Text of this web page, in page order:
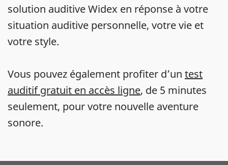
solution auditive Widex en réponse à votre
situation auditive personnelle, votre vie et
votre style.
Vous pouvez également profiter d’un test
auditif gratuit en accès ligne, de 5 minutes
seulement, pour votre nouvelle aventure
sonore.